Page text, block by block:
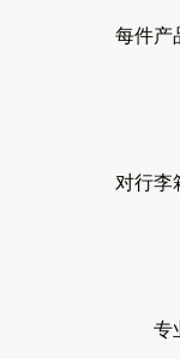
每件产
对行李
专